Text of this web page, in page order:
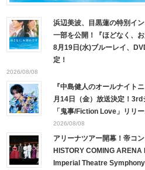
浜辺美波、目黒蓮の特別イ
一部を公開！『ほどなく、お
8月19日(水)ブルーレイ、
定！
2026/08/08
『中島健人のオールナイト
月14日（金）放送決定！3rd
「鬼事/Fiction Love」リリ
2026/08/08
アリーナツアー開幕！帝コ
HISTORY COMING ARENA
Imperial Theatre